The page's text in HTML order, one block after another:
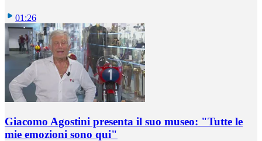
01:26
Giacomo Agostini presenta il suo museo: "Tutte le
mie emozioni sono qui"